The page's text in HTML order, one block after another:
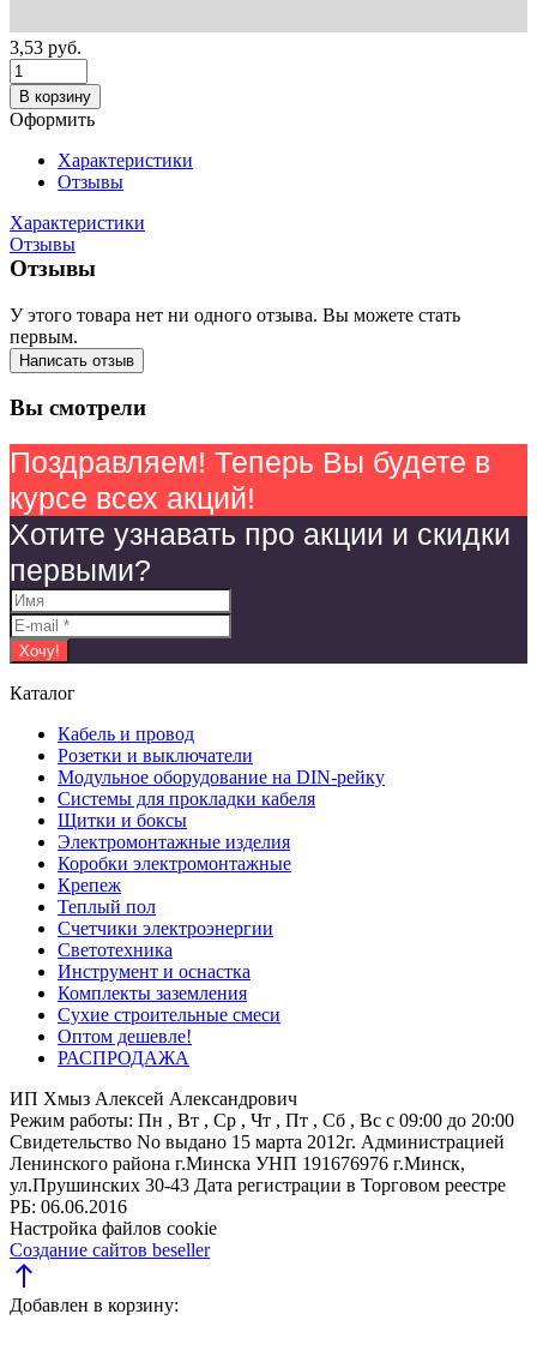
3,53 руб.
В корзину
Оформить
Характеристики
Отзывы
Характеристики
Отзывы
Отзывы
У этого товара нет ни одного отзыва. Вы можете стать
первым.
Написать отзыв
Вы смотрели
Поздравляем! Теперь Вы будете в
курсе всех акций!
Хотите узнавать про акции и скидки
первыми?
Каталог
Кабель и провод
Розетки и выключатели
Модульное оборудование на DIN-рейку
Системы для прокладки кабеля
Щитки и боксы
Электромонтажные изделия
Коробки электромонтажные
Крепеж
Теплый пол
Счетчики электроэнергии
Светотехника
Инструмент и оснастка
Комплекты заземления
Сухие строительные смеси
Оптом дешевле!
РАСПРОДАЖА
ИП Хмыз Алексей Александрович
Режим работы: Пн , Вт , Ср , Чт , Пт , Сб , Вс c 09:00 до 20:00
Свидетельство No выдано 15 марта 2012г. Администрацией
Ленинского района г.Минска УНП 191676976 г.Минск,
ул.Прушинских 30-43 Дата регистрации в Торговом реестре
РБ: 06.06.2016
Настройка файлов cookie
Создание сайтов beseller
north
Добавлен в корзину: